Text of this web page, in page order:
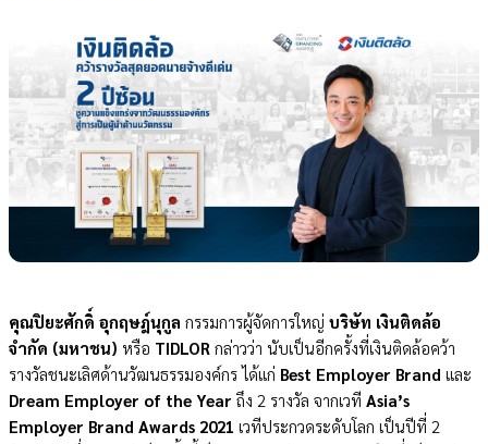
คุณปิยะศักดิ์ อุกฤษฎ์นุกูล กรรมการผู้จัดการใหญ่ บริษัท เงินติดล้อ
จำกัด (มหาชน) หรือ TIDLOR กล่าวว่า นับเป็นอีกครั้งที่เงินติดล้อคว้า
รางวัลชนะเลิศด้านวัฒนธรรมองค์กร ได้แก่ Best Employer Brand และ
Dream Employer of the Year ถึง 2 รางวัล จากเวที Asia’s
Employer Brand Awards 2021 เวทีประกวดระดับโลก เป็นปีที่ 2